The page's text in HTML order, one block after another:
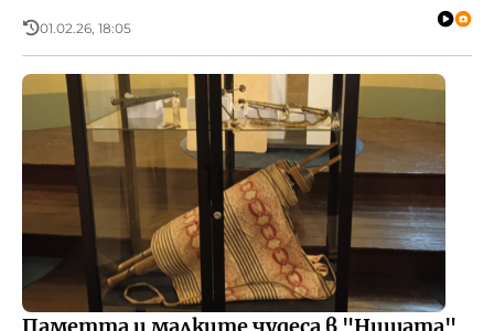
01.02.26, 18:05
Паметта и малките чудеса в "Нишата"